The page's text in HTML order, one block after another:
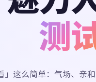
测
」这么简单：气场、亲